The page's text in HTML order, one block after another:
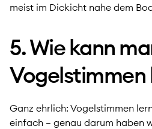
meist im Dickicht nahe dem
5. Wie kann
Vogelstimmen
Ganz ehrlich: Vogelstimmen
einfach – genau darum haben